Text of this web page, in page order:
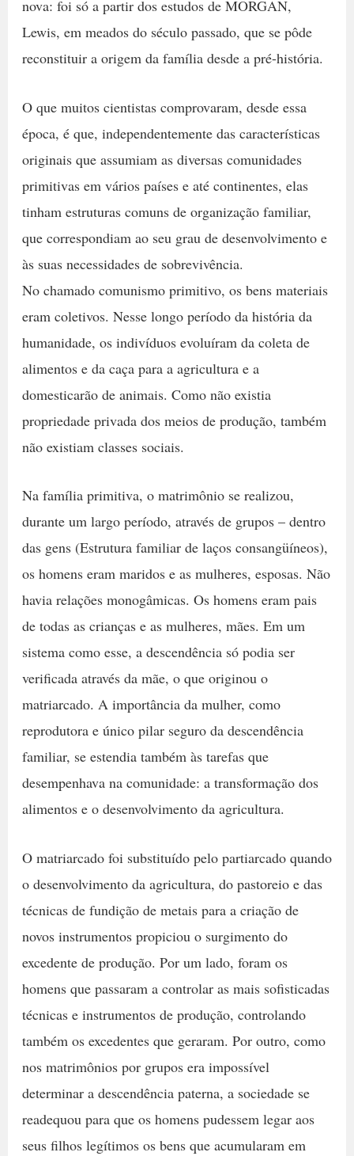
nova: foi só a partir dos estudos de MORGAN,
Lewis, em meados do século passado, que se pôde
reconstituir a origem da família desde a pré-história.
O que muitos cientistas comprovaram, desde essa
época, é que, independentemente das características
originais que assumiam as diversas comunidades
primitivas em vários países e até continentes, elas
tinham estruturas comuns de organização familiar,
que correspondiam ao seu grau de desenvolvimento e
às suas necessidades de sobrevivência.
No chamado comunismo primitivo, os bens materiais
eram coletivos. Nesse longo período da história da
humanidade, os indivíduos evoluíram da coleta de
alimentos e da caça para a agricultura e a
domesticarão de animais. Como não existia
propriedade privada dos meios de produção, também
não existiam classes sociais.
Na família primitiva, o matrimônio se realizou,
durante um largo período, através de grupos – dentro
das gens (Estrutura familiar de laços consangüíneos),
os homens eram maridos e as mulheres, esposas. Não
havia relações monogâmicas. Os homens eram pais
de todas as crianças e as mulheres, mães. Em um
sistema como esse, a descendência só podia ser
verificada através da mãe, o que originou o
matriarcado. A importância da mulher, como
reprodutora e único pilar seguro da descendência
familiar, se estendia também às tarefas que
desempenhava na comunidade: a transformação dos
alimentos e o desenvolvimento da agricultura.
O matriarcado foi substituído pelo partiarcado quando
o desenvolvimento da agricultura, do pastoreio e das
técnicas de fundição de metais para a criação de
novos instrumentos propiciou o surgimento do
excedente de produção. Por um lado, foram os
homens que passaram a controlar as mais sofisticadas
técnicas e instrumentos de produção, controlando
também os excedentes que geraram. Por outro, como
nos matrimônios por grupos era impossível
determinar a descendência paterna, a sociedade se
readequou para que os homens pudessem legar aos
seus filhos legítimos os bens que acumularam em